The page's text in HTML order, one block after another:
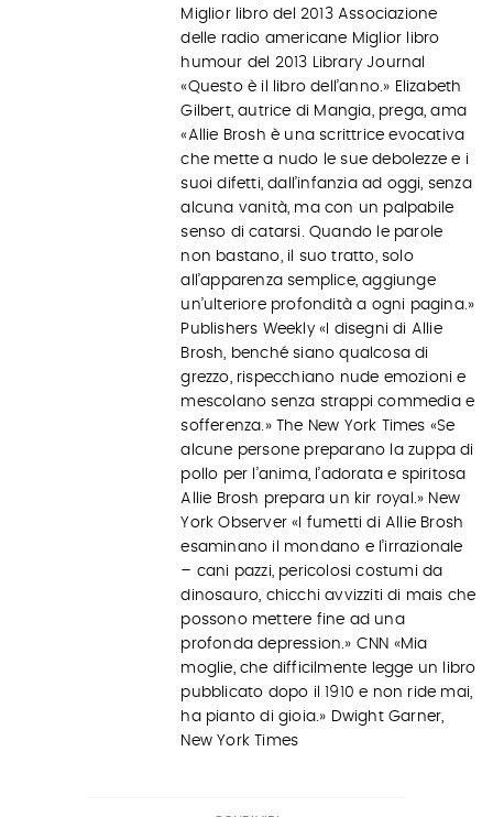
Miglior libro del 2013 Associazione
delle radio americane Miglior libro
humour del 2013 Library Journal
«Questo è il libro dell’anno.» Elizabeth
Gilbert, autrice di Mangia, prega, ama
«Allie Brosh è una scrittrice evocativa
che mette a nudo le sue debolezze e i
suoi difetti, dall’infanzia ad oggi, senza
alcuna vanità, ma con un palpabile
senso di catarsi. Quando le parole
non bastano, il suo tratto, solo
all’apparenza semplice, aggiunge
un’ulteriore profondità a ogni pagina.»
Publishers Weekly «I disegni di Allie
Brosh, benché siano qualcosa di
grezzo, rispecchiano nude emozioni e
mescolano senza strappi commedia e
sofferenza.» The New York Times «Se
alcune persone preparano la zuppa di
pollo per l’anima, l’adorata e spiritosa
Allie Brosh prepara un kir royal.» New
York Observer «I fumetti di Allie Brosh
esaminano il mondano e l’irrazionale
– cani pazzi, pericolosi costumi da
dinosauro, chicchi avvizziti di mais che
possono mettere fine ad una
profonda depression.» CNN «Mia
moglie, che difficilmente legge un libro
pubblicato dopo il 1910 e non ride mai,
ha pianto di gioia.» Dwight Garner,
New York Times